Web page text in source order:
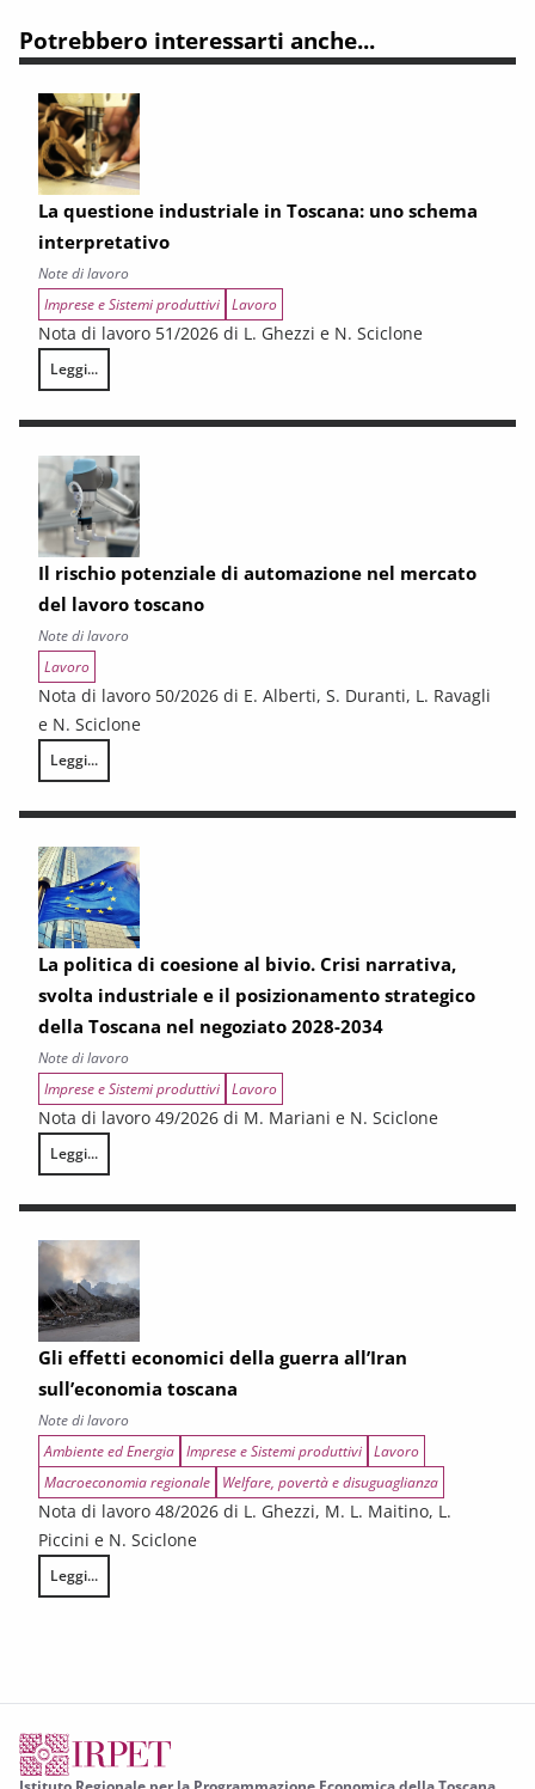
Potrebbero interessarti anche...
La questione industriale in Toscana: uno schema
interpretativo
Note di lavoro
Imprese e Sistemi produttivi Lavoro
Nota di lavoro 51/2026 di L. Ghezzi e N. Sciclone
Leggi...
La questione industriale in Toscana: uno schema interpretativo
Il rischio potenziale di automazione nel mercato
del lavoro toscano
Note di lavoro
Lavoro
Nota di lavoro 50/2026 di E. Alberti, S. Duranti, L. Ravagli
e N. Sciclone
Leggi...
Il rischio potenziale di automazione nel mercato del lavoro toscano
La politica di coesione al bivio. Crisi narrativa,
svolta industriale e il posizionamento strategico
della Toscana nel negoziato 2028-2034
Note di lavoro
Imprese e Sistemi produttivi Lavoro
Nota di lavoro 49/2026 di M. Mariani e N. Sciclone
Leggi...
La politica di coesione al bivio. Crisi narrativa, svolta industriale e il
Gli effetti economici della guerra all’Iran
sull’economia toscana
Note di lavoro
Ambiente ed Energia Imprese e Sistemi produttivi Lavoro
Macroeconomia regionale
Welfare, povertà e disuguaglianza
Nota di lavoro 48/2026 di L. Ghezzi, M. L. Maitino, L.
Piccini e N. Sciclone
Leggi...
Gli effetti economici della guerra all’Iran sull’economia toscana